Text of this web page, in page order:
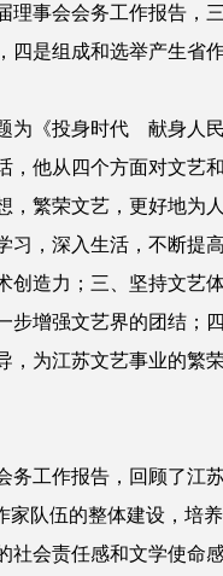
理事会会务工作报告，
四是组成和选举产生省
为《投身时代 献身
，他从四个方面对文艺
，繁荣文艺，更好地为
习，深入生活，不断提
创造力；三、坚持文艺
步增强文艺界的团结；
，为江苏文艺事业的繁
工作报告，回顾了江
家队伍的整体建设，培
社会责任感和文学使命